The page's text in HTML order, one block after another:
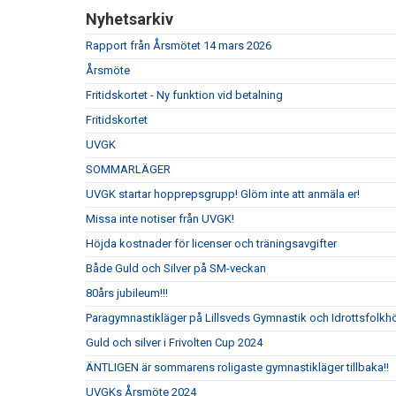
Nyhetsarkiv
Rapport från Årsmötet 14 mars 2026
Årsmöte
Fritidskortet - Ny funktion vid betalning
Fritidskortet
UVGK
SOMMARLÄGER
UVGK startar hopprepsgrupp! Glöm inte att anmäla er!
Missa inte notiser från UVGK!
Höjda kostnader för licenser och träningsavgifter
Både Guld och Silver på SM-veckan
80års jubileum!!!
Paragymnastikläger på Lillsveds Gymnastik och
Guld och silver i Frivolten Cup 2024
ÄNTLIGEN är sommarens roligaste gymnastikläger tillbaka!!
UVGKs Årsmöte 2024